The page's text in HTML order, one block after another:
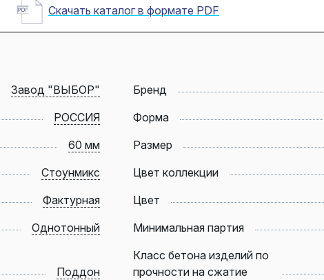
Скачать каталог в формате PDF
Завод "ВЫБОР" Бренд
РОССИЯ Форма
60 мм Размер
Стоунмикс Цвет коллекции
Фактурная Цвет
Однотонный Минимальная партия
Поддон
Класс бетона изделий по
прочности на сжатие